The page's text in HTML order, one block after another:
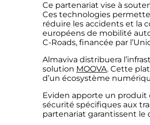
Ce partenariat vise à
Ces technologies
réduire les accidents et la
européens de mobilité
C-Roads, financée par
Almaviva distribuera
solution MOOVA. Cette
d’un écosystème
Eviden apporte un produit
sécurité spécifiques aux
partenariat garantissent le